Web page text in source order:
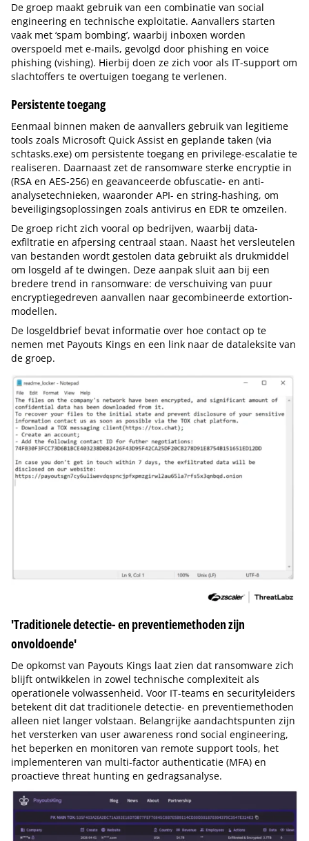
De groep maakt gebruik van een combinatie van social
engineering en technische exploitatie. Aanvallers starten
vaak met ‘spam bombing’, waarbij inboxen worden
overspoeld met e-mails, gevolgd door phishing en voice
phishing (vishing). Hierbij doen ze zich voor als IT-support om
slachtoffers te overtuigen toegang te verlenen.
Persistente toegang
Eenmaal binnen maken de aanvallers gebruik van legitieme
tools zoals Microsoft Quick Assist en geplande taken (via
schtasks.exe) om persistente toegang en privilege-escalatie te
realiseren. Daarnaast zet de ransomware sterke encryptie in
(RSA en AES-256) en geavanceerde obfuscatie- en anti-
analysetechnieken, waaronder API- en string-hashing, om
beveiligingsoplossingen zoals antivirus en EDR te omzeilen.
De groep richt zich vooral op bedrijven, waarbij data-
exfiltratie en afpersing centraal staan. Naast het versleutelen
van bestanden wordt gestolen data gebruikt als drukmiddel
om losgeld af te dwingen. Deze aanpak sluit aan bij een
bredere trend in ransomware: de verschuiving van puur
encryptiegedreven aanvallen naar gecombineerde extortion-
modellen.
De losgeldbrief bevat informatie over hoe contact op te
nemen met Payouts Kings en een link naar de dataleksite van
de groep.
'Traditionele detectie- en preventiemethoden zijn
onvoldoende'
De opkomst van Payouts Kings laat zien dat ransomware zich
blijft ontwikkelen in zowel technische complexiteit als
operationele volwassenheid. Voor IT-teams en securityleiders
betekent dit dat traditionele detectie- en preventiemethoden
alleen niet langer volstaan. Belangrijke aandachtspunten zijn
het versterken van user awareness rond social engineering,
het beperken en monitoren van remote support tools, het
implementeren van multi-factor authenticatie (MFA) en
proactieve threat hunting en gedragsanalyse.